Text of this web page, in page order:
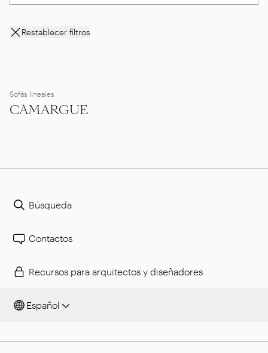
Restablecer filtros
Sofás lineales
CAMARGUE
Búsqueda
Contactos
Recursos para arquitectos y diseñadores
Español